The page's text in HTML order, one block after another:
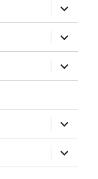
Untermenü
öffnen
Untermenü
öffnen
Untermenü
öffnen
Untermenü
öffnen
Untermenü
öffnen